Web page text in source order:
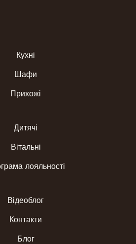
Кухні
Шафи
Прихожі
Дитячі
Вітальні
лояльності
Відеоблог
Контакти
Блог